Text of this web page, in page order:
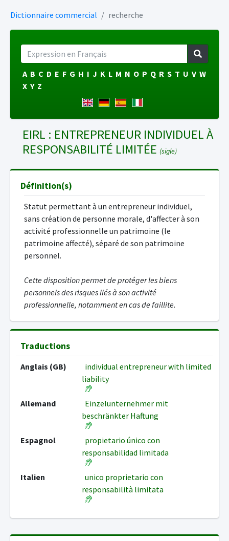
Dictionnaire commercial recherche
A B C D E F G H I J K L M N O P Q R S T U V W
X Y Z
EIRL : ENTREPRENEUR INDIVIDUEL À
RESPONSABILITÉ LIMITÉE (sigle)
Définition(s)
Statut permettant à un entrepreneur individuel,
sans création de personne morale, d'affecter à son
activité professionnelle un patrimoine (le
patrimoine affecté), séparé de son patrimoine
personnel.
Cette disposition permet de protéger les biens
personnels des risques liés à son activité
professionnelle, notamment en cas de faillite.
Traductions
Anglais (GB)
individual entrepreneur with limited
liability
Allemand
Einzelunternehmer mit
beschränkter Haftung
Espagnol
propietario único con
responsabilidad limitada
Italien
unico proprietario con
responsabilità limitata